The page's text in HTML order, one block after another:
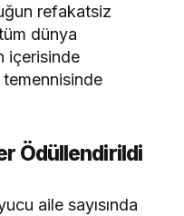
refakatsiz
dünya
içerisinde
Ödüllendirildi
aile sayısında